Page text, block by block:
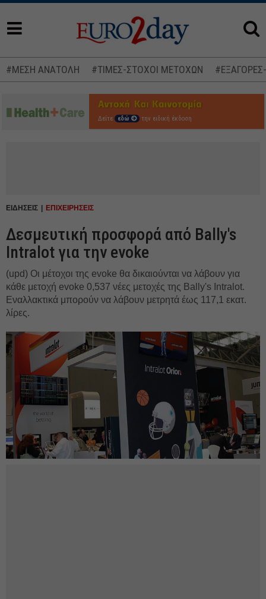
#ΜΕΣΗ ΑΝΑΤΟΛΗ #ΤΙΜΕΣ-ΣΤΟΧΟΙ ΜΕΤΟΧΩΝ
Δείτε εδώ την ειδική έκδοση
ΕΙΔΗΣΕΙΣ ΕΠΙΧΕΙΡΗΣΕΙΣ
Δεσμευτική προσφορά από Bally's
Intralot για την evoke
(upd) Οι μέτοχοι της evoke θα δικαιούνται να λάβουν για
κάθε μετοχή evoke 0,537 νέες μετοχές της Bally's Intralot.
Εναλλακτικά μπορούν να λάβουν μετρητά έως 117,1 εκατ.
λίρες.